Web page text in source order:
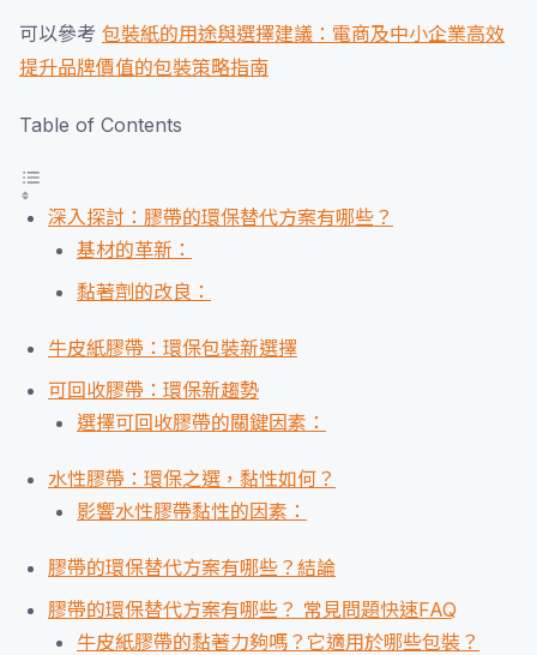
可以參考 包裝紙的用途與選擇建議：電商及中小企業高效
提升品牌價值的包裝策略指南
Table of Contents
深入探討：膠帶的環保替代方案有哪些？
基材的革新：
黏著劑的改良：
牛皮紙膠帶：環保包裝新選擇
可回收膠帶：環保新趨勢
選擇可回收膠帶的關鍵因素：
水性膠帶：環保之選，黏性如何？
影響水性膠帶黏性的因素：
膠帶的環保替代方案有哪些？結論
膠帶的環保替代方案有哪些？ 常見問題快速FAQ
牛皮紙膠帶的黏著力夠嗎？它適用於哪些包裝？